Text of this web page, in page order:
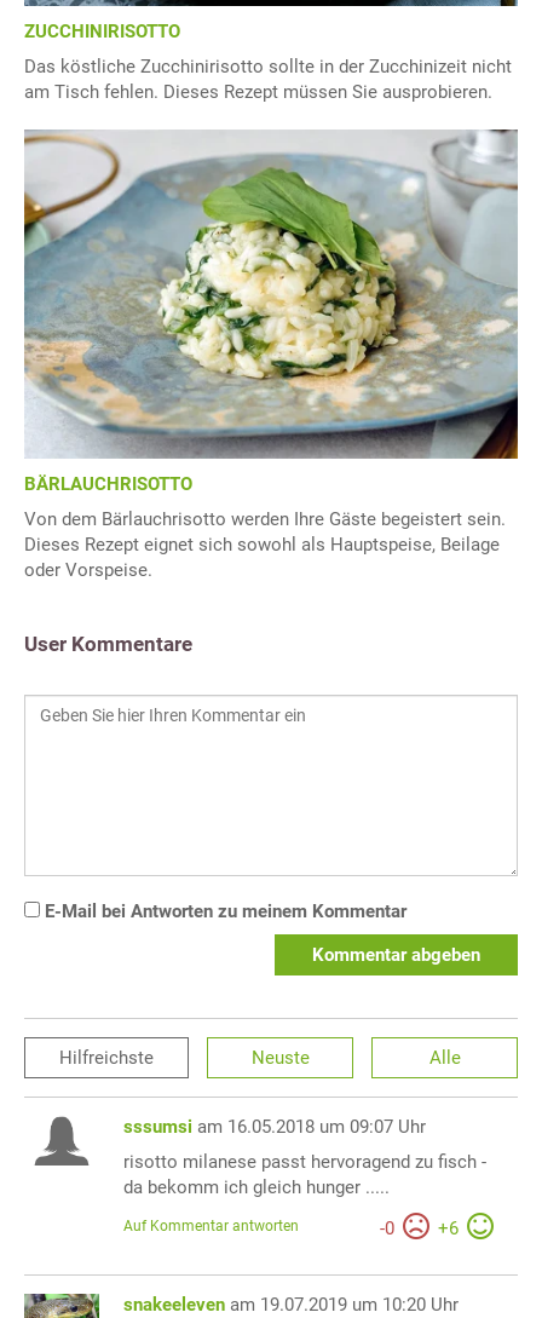
ZUCCHINIRISOTTO
Das köstliche Zucchinirisotto sollte in der Zucchinizeit nicht
am Tisch fehlen. Dieses Rezept müssen Sie ausprobieren.
BÄRLAUCHRISOTTO
Von dem Bärlauchrisotto werden Ihre Gäste begeistert sein.
Dieses Rezept eignet sich sowohl als Hauptspeise, Beilage
oder Vorspeise.
User Kommentare
E-Mail bei Antworten zu meinem Kommentar
Kommentar abgeben
Hilfreichste Neuste Alle
sssumsi am 16.05.2018 um 09:07 Uhr
risotto milanese passt hervoragend zu fisch -
da bekomm ich gleich hunger .....
-0 +6
Auf Kommentar antworten
snakeeleven am 19.07.2019 um 10:20 Uhr